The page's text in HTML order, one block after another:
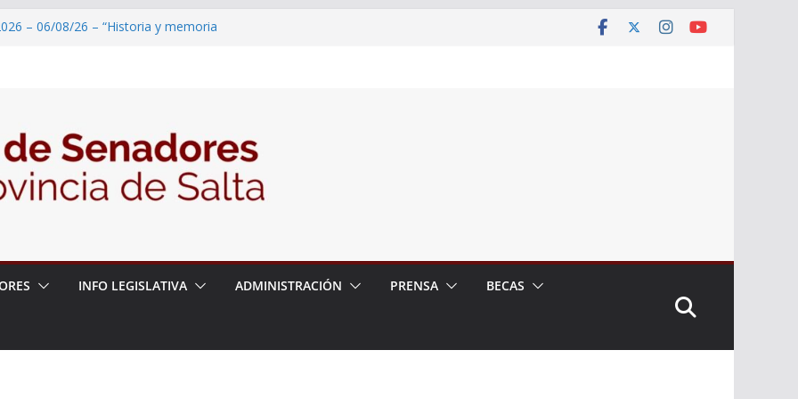
– 06/08/26 – “Historia y memoria
– 06/08/26 – Presentación del libro
del Dr. Víctor Alfredo Frías
– 06/08/26 – 82° Edición de la Expo
INFO LEGISLATIVA ADMINISTRACIÓN PRENSA BECAS